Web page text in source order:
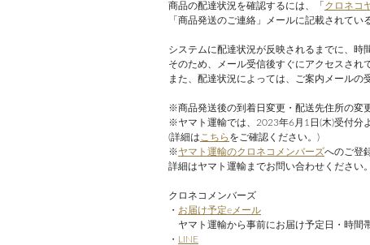
商品の配達状況を確認するには、「 クロネコ
「商品発送のご連絡」メールに記載されて
システムに配達状況が反映されるまでに、時
そのため、メール受信後すぐにアクセスされ
また、配達状況によっては、ご案内メールの
※商品発送後の到着日変更・配送先住所の変
※ヤマト運輸では、2023年6月1日(木)受付分
(詳細は こちら をご確認ください。)
※ヤマト運輸のクロネコメンバーズへのご登
詳細はヤマト運輸までお問い合わせください。
クロネコメンバーズ
・ お届け予定eメール
ヤマト運輸から事前にお届け予定日・時間
・ LINE